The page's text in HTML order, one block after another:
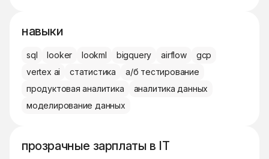
навыки
sql looker lookml bigquery airflow
gcp
vertex ai
статистика
а/б тестирование
продуктовая аналитика
аналитика данных
моделирование данных
прозрачные зарплаты в IT